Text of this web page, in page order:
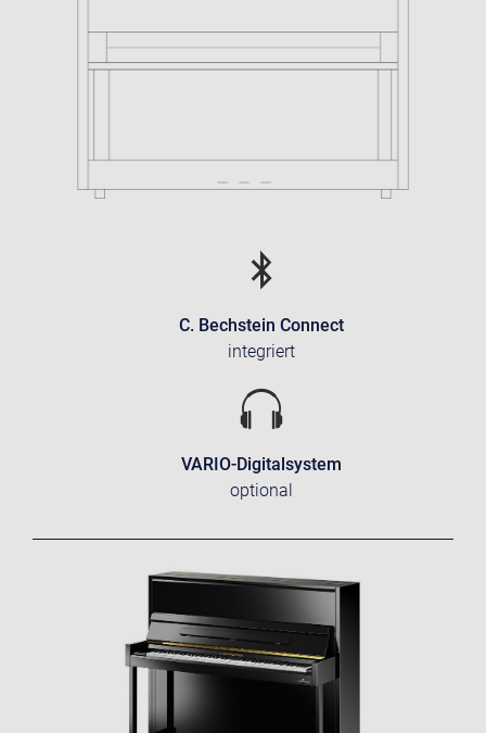
C. Bechstein Connect
integriert
VARIO-Digitalsystem
optional